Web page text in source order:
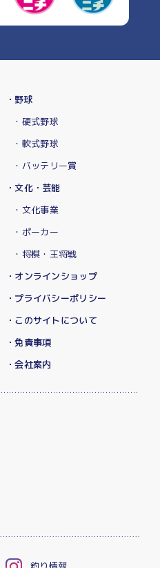
・野球
・硬式野球
・軟式野球
・バッテリー賞
・文化・芸能
・文化事業
・ポーカー
・将棋・王将戦
・オンラインショップ
・プライバシーポリシー
・このサイトについて
・免責事項
・会社案内